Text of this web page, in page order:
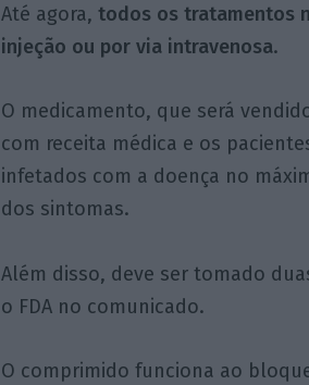
Até agora, todos os tratamentos
injeção ou por via intravenosa.
O medicamento, que será
com receita médica e os
infetados com a doença no
dos sintomas.
Além disso, deve ser tomado
o FDA no comunicado.
O comprimido funciona ao